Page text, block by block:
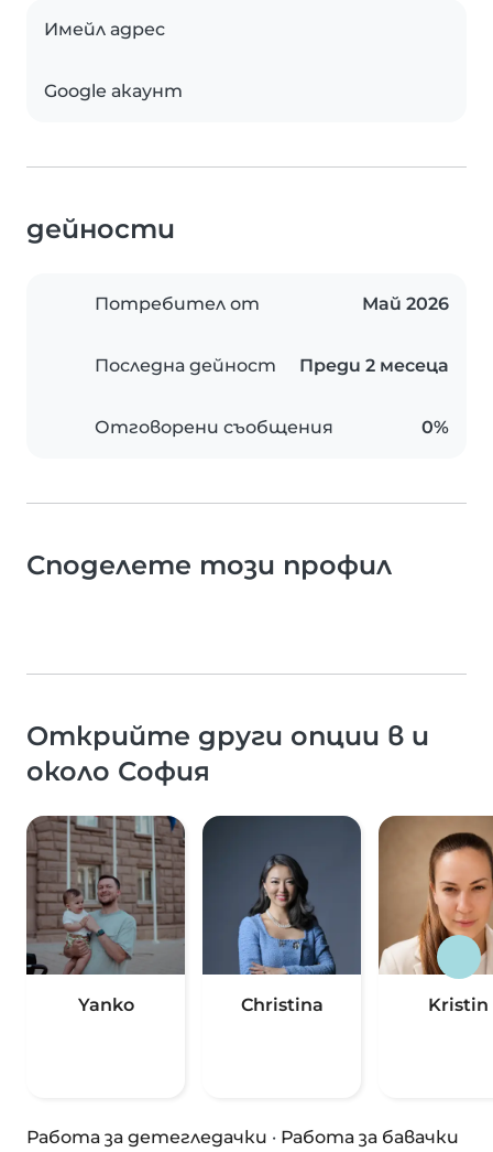
Имейл адрес
Google акаунт
дейности
Потребител от Май 2026
Последна дейност Преди 2 месеца
Отговорени съобщения 0%
Споделете този профил
Открийте други опции в и
около София
Yanko Christina Kristin
Работа за детегледачки · Работа за бавачки